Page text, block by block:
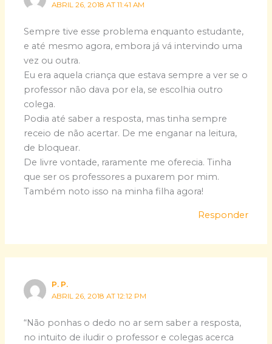
ABRIL 26, 2018 AT 11:41 AM
Sempre tive esse problema enquanto estudante,
e até mesmo agora, embora já vá intervindo uma
vez ou outra.
Eu era aquela criança que estava sempre a ver se o
professor não dava por ela, se escolhia outro
colega.
Podia até saber a resposta, mas tinha sempre
receio de não acertar. De me enganar na leitura,
de bloquear.
De livre vontade, raramente me oferecia. Tinha
que ser os professores a puxarem por mim.
Também noto isso na minha filha agora!
Responder
P. P.
ABRIL 26, 2018 AT 12:12 PM
“Não ponhas o dedo no ar sem saber a resposta,
no intuito de iludir o professor e colegas acerca